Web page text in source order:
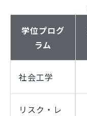
学位プログ
ラム
社会工学
リスク・レ